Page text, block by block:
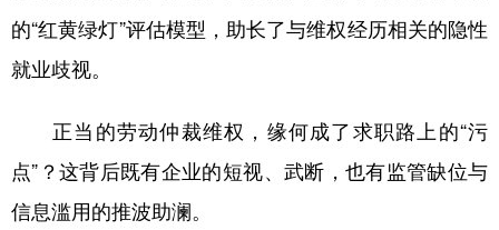
北京 天津 河北 山西
辽宁
山东 河南 湖北 湖南
广东 广西
的“红黄绿灯”评估模型，助长了与维权经历相关的隐性
就业歧视。
正当的劳动仲裁维权，缘何成了求职路上的“污
点”？这背后既有企业的短视、武断，也有监管缺位与
信息滥用的推波助澜。